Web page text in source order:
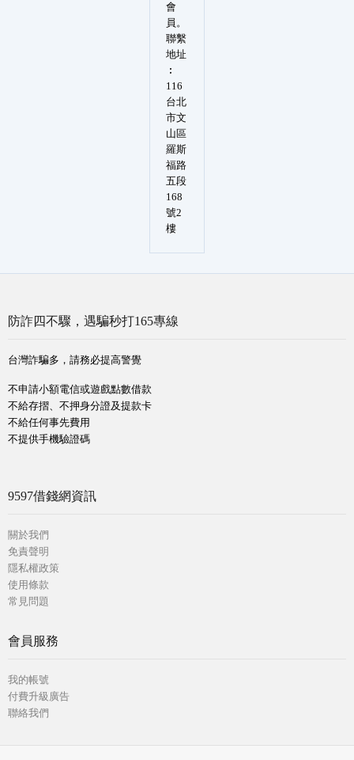
會
員。
聯繫
地址
︰
116
台北
市文
山區
羅斯
福路
五段
168
號2
樓
防詐四不驟，遇騙秒打165專線
台灣詐騙多，請務必提高警覺
不申請小額電信或遊戲點數借款
不給存摺、不押身分證及提款卡
不給任何事先費用
不提供手機驗證碼
9597借錢網資訊
關於我們
免責聲明
隱私權政策
使用條款
常見問題
會員服務
我的帳號
付費升級廣告
聯絡我們